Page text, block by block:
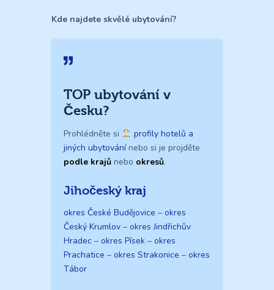
Kde najdete skvělé ubytování?
TOP ubytování v
Česku?
Prohlédněte si
profily hotelů a
jiných ubytovánínebo si je projděte
podle krajů nebo okresů.
Jihočeský kraj
okres České Budějovice – okres
Český Krumlov – okres Jindřichův
Hradec – okres Písek – okres
Prachatice – okres Strakonice – okres
Tábor